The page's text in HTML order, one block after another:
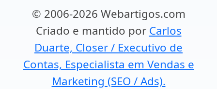
© 2006-2026 Webartigos.com
Criado e mantido por Carlos
Duarte, Closer / Executivo de
Contas, Especialista em Vendas e
Marketing (SEO / Ads).